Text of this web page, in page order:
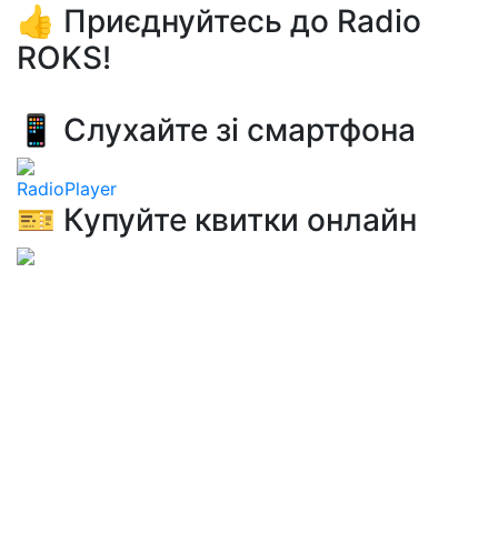
👍 Приєднуйтесь до Radio
ROKS!
📱 Слухайте зі смартфона
RadioPlayer
🎫 Купуйте квитки онлайн